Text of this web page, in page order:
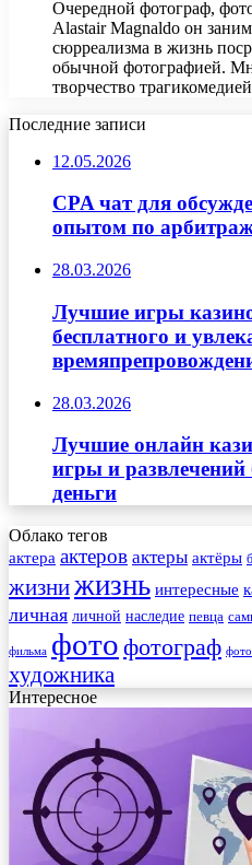
Очередной фотограф,
Alastair Magnaldo он
сюрреализма в жизнь
обычной фотографией.
творчество
Последние записи
12.05.2026
CPA чат для
опытом по
28.03.2026
Лучшие игры
бесплатного и
28.03.2026
Лучшие онлайн
игры и развлечений
деньги
Облако тегов
актера актеров актеры актёры
жизнижизнь интересные
личная личной наследие певца
фильма фото фотограф
художника
Интересное